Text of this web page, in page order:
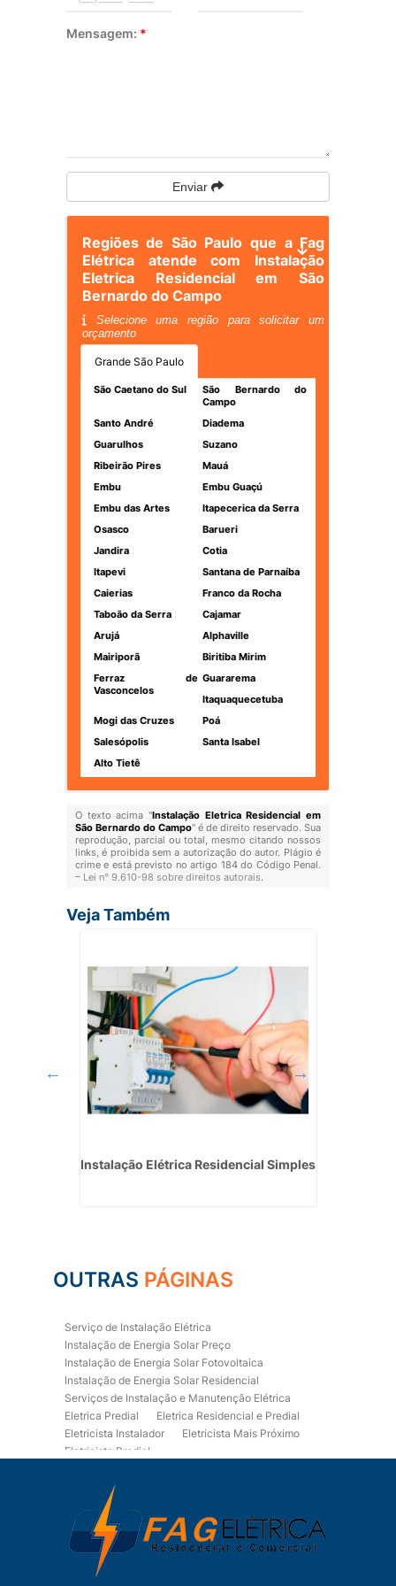
Mensagem: *
Enviar
Regiões de São Paulo que a Fag
Elétrica atende com Instalação
Eletrica Residencial em São
Bernardo do Campo
Selecione uma região para solicitar um
orçamento
Grande São Paulo
São Caetano do Sul
São Bernardo do
Campo
Santo André
Diadema
Guarulhos
Suzano
Ribeirão Pires
Mauá
Embu
Embu Guaçú
Embu das Artes
Itapecerica da Serra
Osasco
Barueri
Jandira
Cotia
Itapevi
Santana de Parnaíba
Caierias
Franco da Rocha
Taboão da Serra
Cajamar
Arujá
Alphaville
Mairiporã
Biritiba Mirim
Ferraz de
Vasconcelos
Guararema
Itaquaquecetuba
Mogi das Cruzes
Poá
Salesópolis
Santa Isabel
Alto Tietê
O texto acima "Instalação Eletrica Residencial em
São Bernardo do Campo" é de direito reservado. Sua
reprodução, parcial ou total, mesmo citando nossos
links, é proibida sem a autorização do autor. Plágio é
crime e está previsto no artigo 184 do Código Penal.
– Lei n° 9.610-98 sobre direitos autorais.
Veja Também
Instalação Elétrica Residencial Simples
OUTRAS PÁGINAS
Serviço de Instalação Elétrica
Instalação de Energia Solar Preço
Instalação de Energia Solar Fotovoltaica
Instalação de Energia Solar Residencial
Serviços de Instalação e Manutenção Elétrica
Eletrica Predial
Eletrica Residencial e Predial
Eletricista Instalador
Eletricista Mais Próximo
Eletricista Predial
Eletricista Residencial
Eletricista Residencial E Predial
Eletricistas de Manutenção
Empresa de Instalações Elétricas
Empresa de Manutenção Eletrica
Empresa de Prestação de Serviços Eletricos